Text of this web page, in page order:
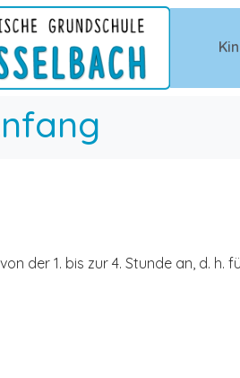
der 1. bis zur 4. Stunde an, d.